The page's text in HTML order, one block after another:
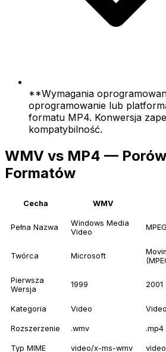
**Wymagania
oprogramowanie lub
formatu MP4. Konwersja
kompatybilność.
WMV vs MP4 —
Formatów
Cecha WMV
Pełna Nazwa
Windows Media
Video
Twórca Microsoft
Pierwsza
Wersja
1999 2001
Kategoria Video Video
Rozszerzenie .wmv .mp4
Typ MIME video/x-ms-wmv